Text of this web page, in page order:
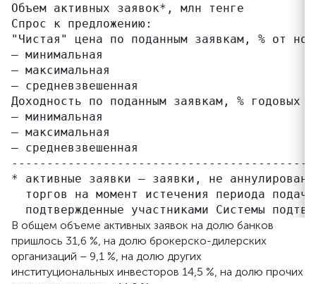
Объем активных заявок*, млн тенге
Спрос к предложению:
"Чистая" цена по поданным заявкам, % от
– минимальная
– максимальная
– средневзвешенная
Доходность по поданным заявкам, %
– минимальная
– максимальная
– средневзвешенная
* активные заявки – заявки, не
торгов на момент истечения периода
В общем объеме активных заявок на долю банков
пришлось 31,6 %, на долю брокерско-дилерских
организаций – 9,1 %, на долю других
институциональных инвесторов 14,5 %, на долю прочих